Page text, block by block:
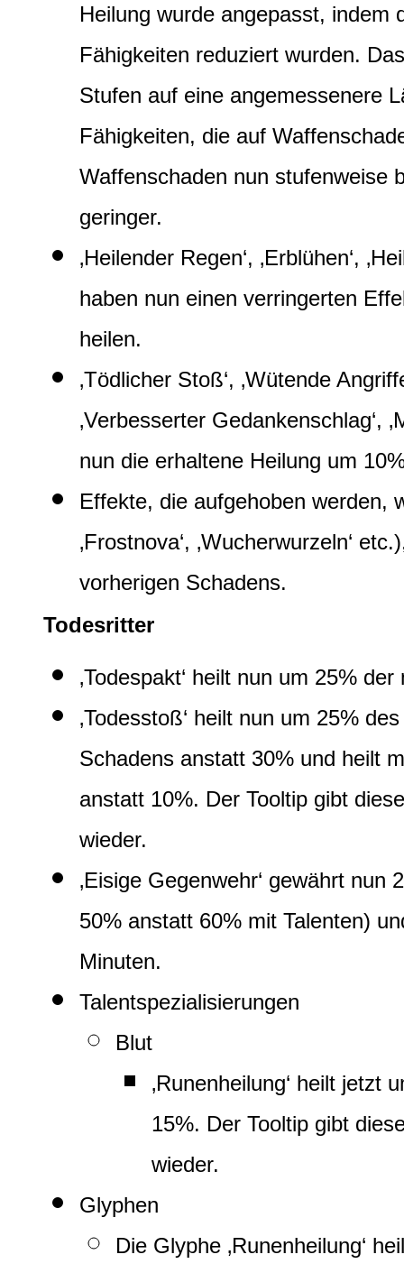
Heilung wurde angepasst, indem
Fähigkeiten reduziert wurden.
Stufen auf eine angemessenere
Fähigkeiten, die auf
Waffenschaden nun stufenweise
geringer.
‚Heilender Regen‘, ‚Erblühen‘,
haben nun einen verringerten
heilen.
‚Tödlicher Stoß‘, ‚Wütende
‚Verbesserter Gedankenschlag‘,
nun die erhaltene Heilung um
Effekte, die aufgehoben werden,
‚Frostnova‘, ‚Wucherwurzeln‘
vorherigen Schadens.
Todesritter
‚Todespakt‘ heilt nun um 25%
‚Todesstoß‘ heilt nun um 25%
Schadens anstatt 30% und heilt
anstatt 10%. Der Tooltip gibt
wieder.
‚Eisige Gegenwehr‘ gewährt
50% anstatt 60% mit Talenten)
Minuten.
Talentspezialisierungen
Blut
‚Runenheilung‘ heilt jetzt
15%. Der Tooltip gibt
wieder.
Glyphen
Die Glyphe ‚Runenheilung‘